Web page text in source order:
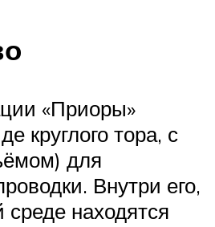
«Приоры»
круглого тора, с
для
Внутри его,
находятся